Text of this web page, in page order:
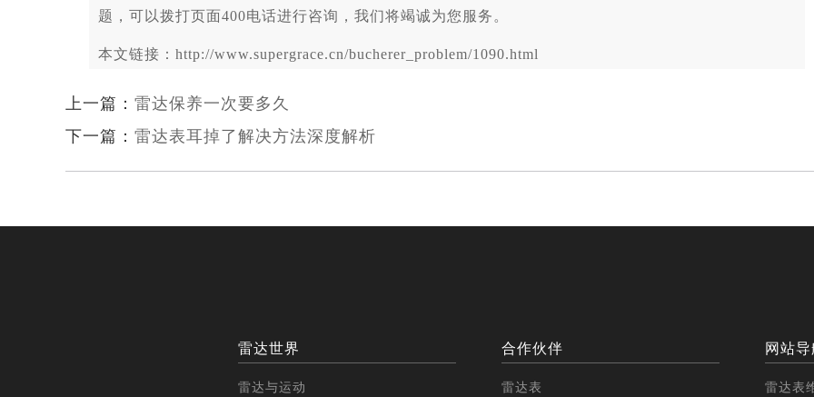
题，可以拨打页面400电话进行咨询，我们将竭诚为您服务。
本文链接：http://www.supergrace.cn/bucherer_problem/1090.html
上一篇： 雷达保养一次要多久
下一篇： 雷达表耳掉了解决方法深度解析
雷达世界
雷达与运动
合作伙伴
雷达表
网站
雷达表